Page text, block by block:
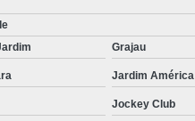
Grajau
Jardim América
Jockey Club